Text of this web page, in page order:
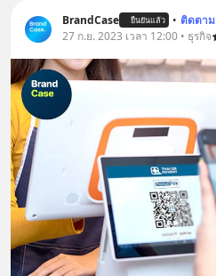
BrandCase ยืนยันแล้ว • ติดตาม
27 ก.ย. 2023 เวลา 12:00 • ธุรกิจ